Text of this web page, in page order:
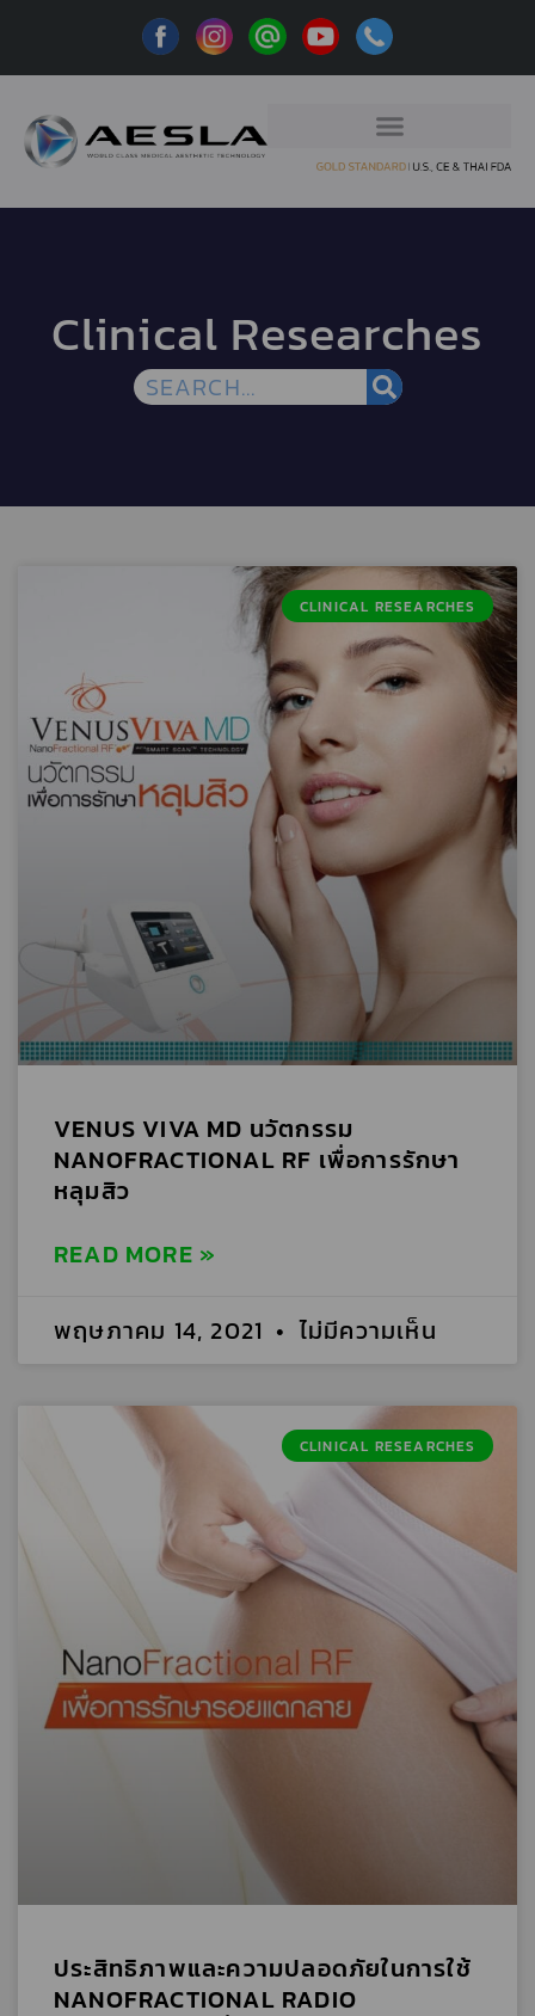
Clinical Researches
CLINICAL RESEARCHES
VENUS VIVA MD นวัตกรรม
NANOFRACTIONAL RF เพื่อการรักษา
หลุมสิว
READ MORE »
พฤษภาคม 14, 2021 ไม่มีความเห็น
CLINICAL RESEARCHES
ประสิทธิภาพและความปลอดภัยในการใช้
NANOFRACTIONAL RADIO